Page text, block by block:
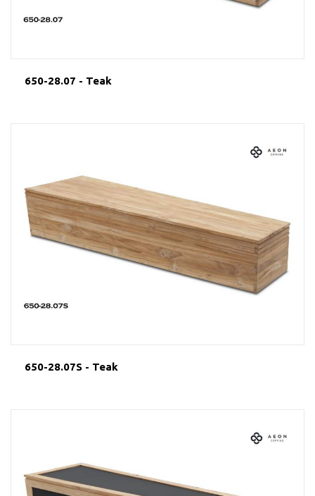
650-28.07 - Teak
650-28.07S - Teak